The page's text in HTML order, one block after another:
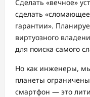
Сделать «вечное»
сделать
гарантии».
виртуозного
для поиска самого
Но как инженеры,
планеты
смартфон — это